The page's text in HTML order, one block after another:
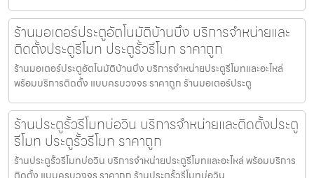
ร้านมอเตอร์ประตูอัตโนมัติบ้านบึง บริการจำหน่ายและ
ติดตั้งประตูรีโมท ประตูรั้วรีโมท ราคาถูก
ร้านมอเตอร์ประตูอัตโนมัติบ้านบึง บริการจำหน่ายประตูรีโมทและอะไหล่
พร้อมบริการติดตั้ง แบบครบวงจร ราคาถูก ร้านมอเตอร์ประตู
ร้านประตูรั้วรีโมทบ่อวิน บริการจำหน่ายและติดตั้งประตู
รีโมท ประตูรั้วรีโมท ราคาถูก
ร้านประตูรั้วรีโมทบ่อวิน บริการจำหน่ายประตูรีโมทและอะไหล่ พร้อมบริการ